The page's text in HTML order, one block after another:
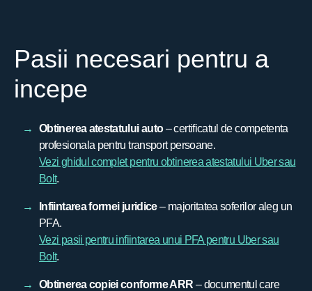
Pasii necesari pentru a
incepe
Obtinerea atestatului auto– certificatul de competenta
profesionala pentru transport persoane.
Vezi ghidul complet pentru obtinerea atestatului Uber sau
Bolt.
Infiintarea formei juridice– majoritatea soferilor aleg un
PFA.
Vezi pasii pentru infiintarea unui PFA pentru Uber sau
Bolt.
Obtinerea copiei conforme ARR – documentul care